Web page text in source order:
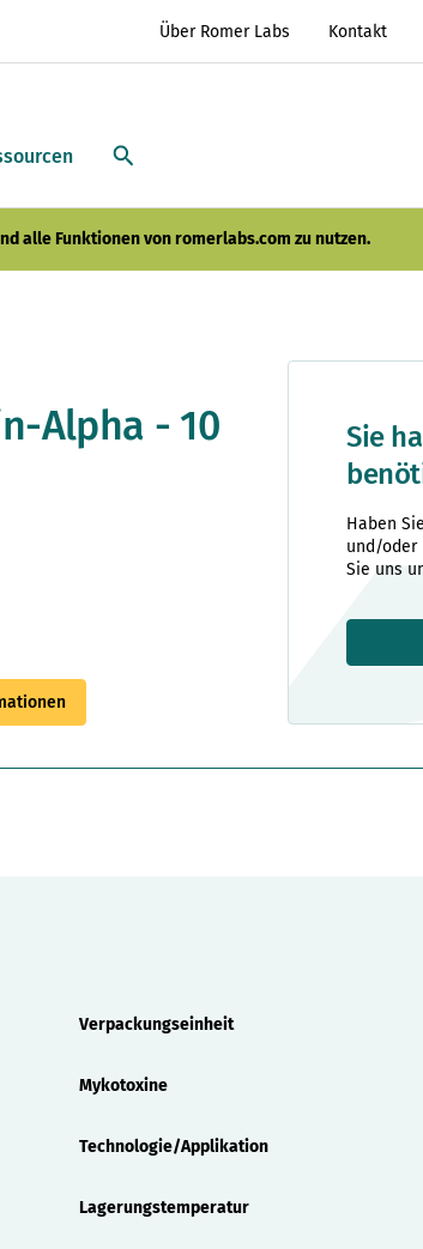
Über Romer Labs Kontakt
alle Funktionen von romerlabs.com zu nutzen.
Alpha - 10
Sie
Haben
und/oder
Sie uns
Verpackungseinheit
Mykotoxine
Technologie/Applikation
Lagerungstemperatur